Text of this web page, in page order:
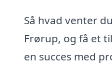
Så hvad venter
Frørup, og få et
en succes med